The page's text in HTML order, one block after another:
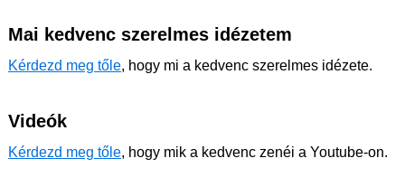
Mai kedvenc szerelmes idézetem
Kérdezd meg tőle, hogy mi a kedvenc szerelmes idézete.
Videók
Kérdezd meg tőle, hogy mik a kedvenc zenéi a Youtube-on.